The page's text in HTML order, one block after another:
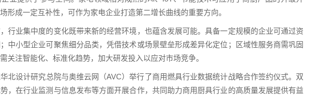
形成一定互补性，可作为家电企业打造第二增长曲线的重要方向。
行业集中度的变化既带来新的经营环境，也蕴含发展可能。具备一定规模的企业可通过资
中小型企业可聚焦细分品类，凭借技术或场景壁垒形成差异化定位；区域性服务商需巩固
关注智能化、标准化趋势，加大研发投入以应对市场竞争。
北设计研究总院与奥维云网（AVC）举行了商用燃具行业数据统计战略合作签约仪式。双
，在行业监测与信息发布等方面开展合作，共同助力商用厨具行业的高质量发展提供有益